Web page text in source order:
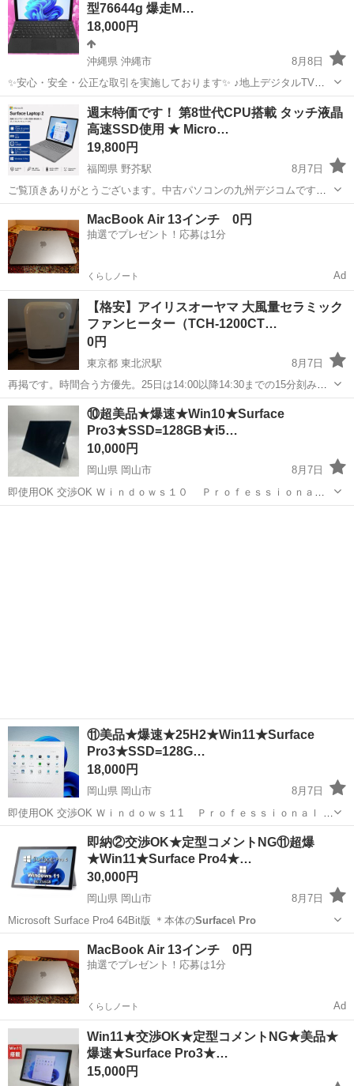
型76644g 爆走M…
18,000円
沖縄県 沖縄市
8月8日
✨安心・安全・公正な取引を実施しております✨ ♪地上デジタルTVチ
ューナー♪ ☑️テレビ番組をパソコンで観れる・撮れる！ ☑️電子番組表
対応！ 録画予約もＯＫ！ ☑️オプション 500円 *️⃣✴️取引場所は、...
沖縄 沖縄市 ノートパソコン 動画
週末特価です！ 第8世代CPU搭載 タッチ液晶
高速SSD使用 ★ Micro…
19,800円
福岡県 野芥駅
8月7日
ご覧頂きありがとうございます。中古パソコンの九州デジコムです。
Microsoftの第8世代CPU搭載Windowsタブレットパソコンです！限定2
台！ Windows11正式対応のパソコンを初めて扱う方にお勧めです！...
タブレットPC 第8世代
MacBook Air 13インチ 0円
抽選でプレゼント！応募は1分
くらしノート Ad
【格安】アイリスオーヤマ 大風量セラミック
ファンヒーター（TCH-1200CT…
0円
東京都 東北沢駅
8月7日
再掲です。時間合う方優先。25日は14:00以降14:30までの15分刻みで
対応可能です。 ———- アイリスオーヤマ（IRIS OHYAMA）のコンパ
クトな大風量セラミックファンヒーター（2019年製）です。 1200W...
東京 渋谷区 東北沢駅 季節、空調家電
⑩超美品★爆速★Win10★Surface
Pro3★SSD=128GB★i5…
10,000円
岡山県 岡山市
8月7日
即使用OK 交渉OK Ｗｉｎｄｏｗｓ１０ Ｐｒｏｆｅｓｓｉｏｎａｌ
６４ビット版 Ｃｏｒｅｉ５ ４３００Ｕ メモリ ４ＧＢ、 ＳＳＤ １
⑪美品★爆速★25H2★Win11★Surface
Pro3★SSD=128G…
18,000円
岡山県 岡山市
8月7日
即使用OK 交渉OK Ｗｉｎｄｏｗｓ１1 Ｐｒｏｆｅｓｓｉｏｎａｌ ６
４ビット版 Ｃｏｒｅｉ５ ４３００Ｕ メモリ ４ＧＢ、 ＳＳＤ １２
８ＧＢ。 液晶は１２インチ 付属品は一切有りません...
岡山市 パソコン Surface Pro
即納②交渉OK★定型コメントNG⑪超爆
★Win11★Surface Pro4★…
30,000円
岡山県 岡山市
8月7日
Microsoft Surface Pro4 64Bit版 ＊本体のSurface\ Pro
Surface Pro
MacBook Air 13インチ 0円
抽選でプレゼント！応募は1分
くらしノート Ad
Win11★交渉OK★定型コメントNG★美品★
爆速★Surface Pro3★…
15,000円